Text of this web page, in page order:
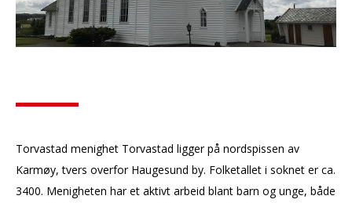
Torvastad menighet Torvastad ligger på nordspissen av
Karmøy, tvers overfor Haugesund by. Folketallet i soknet er ca.
3400. Menigheten har et aktivt arbeid blant barn og unge, både